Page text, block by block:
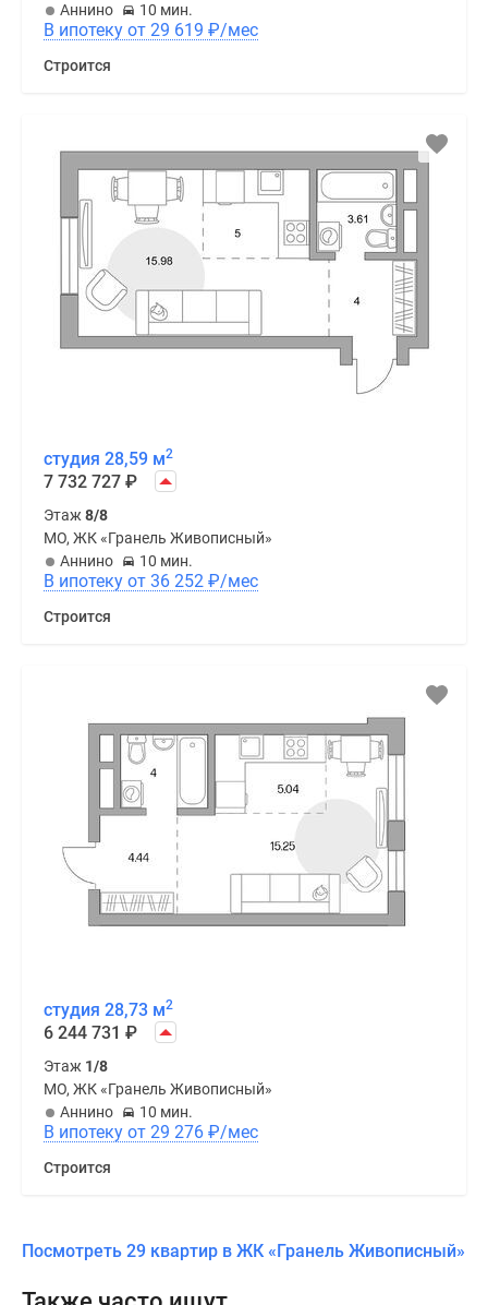
Аннино
10 мин.
В ипотеку от 29 619 ₽/мес
Строится
студия 28,59 м2
7 732 727 ₽
Этаж8/8
МО, ЖК «Гранель Живописный»
Аннино
10 мин.
В ипотеку от 36 252 ₽/мес
Строится
студия 28,73 м2
6 244 731 ₽
Этаж 1/8
МО, ЖК «Гранель Живописный»
Аннино
10 мин.
В ипотеку от 29 276 ₽/мес
Строится
Посмотреть 29 квартир в ЖК «Гранель Живописный»